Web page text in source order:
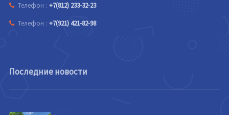
Телефон : +7(812) 233-32-23
Телефон : +7(921) 421-82-98
Последние новости